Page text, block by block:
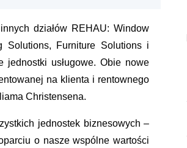
działów REHAU: Window
Furniture Solutions i
jednostki usługowe. Obie nowe
na klienta i rentownego
Christensena.
jednostek biznesowych –
o nasze wspólne wartości